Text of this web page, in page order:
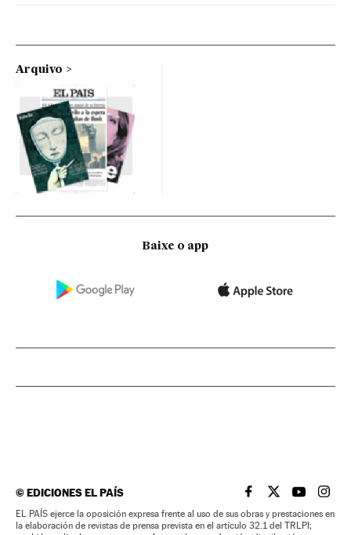
Arquivo
Baixe o app
©EDICIONES EL PAÍS EL PAÍS BRASIL EN
EL PAÍSEL PAÍS
EL
EL PAÍS ejerce la oposición expresa frente al uso de sus obras y prestaciones en
la elaboración de revistas de prensa prevista en el artículo 32.1 del TRLPI;